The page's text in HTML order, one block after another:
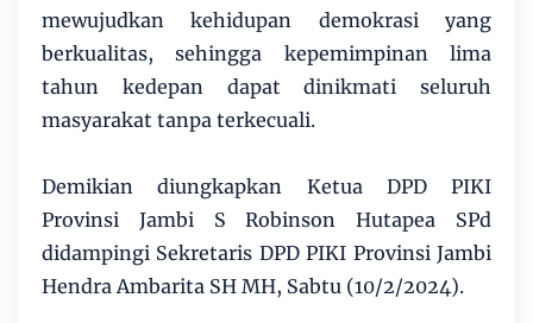
mewujudkan kehidupan demokrasi yang
berkualitas, sehingga kepemimpinan lima
tahun kedepan dapat dinikmati seluruh
masyarakat tanpa terkecuali.
Demikian diungkapkan Ketua DPD PIKI
Provinsi Jambi S Robinson Hutapea SPd
didampingi Sekretaris DPD PIKI Provinsi Jambi
Hendra Ambarita SH MH, Sabtu (10/2/2024).